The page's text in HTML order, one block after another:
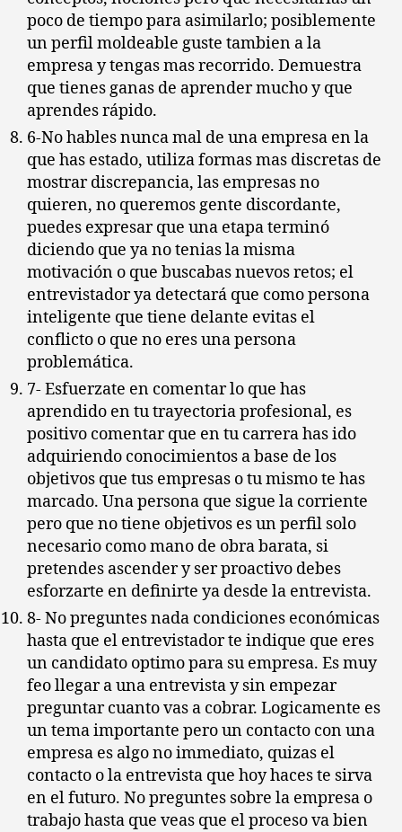
poco de tiempo para asimilarlo; posiblemente
un perfil moldeable guste tambien a la
empresa y tengas mas recorrido. Demuestra
que tienes ganas de aprender mucho y que
aprendes rápido.
6-No hables nunca mal de una empresa en la
que has estado, utiliza formas mas discretas de
mostrar discrepancia, las empresas no
quieren, no queremos gente discordante,
puedes expresar que una etapa terminó
diciendo que ya no tenias la misma
motivación o que buscabas nuevos retos; el
entrevistador ya detectará que como persona
inteligente que tiene delante evitas el
conflicto o que no eres una persona
problemática.
7- Esfuerzate en comentar lo que has
aprendido en tu trayectoria profesional, es
positivo comentar que en tu carrera has ido
adquiriendo conocimientos a base de los
objetivos que tus empresas o tu mismo te has
marcado. Una persona que sigue la corriente
pero que no tiene objetivos es un perfil solo
necesario como mano de obra barata, si
pretendes ascender y ser proactivo debes
esforzarte en definirte ya desde la entrevista.
8- No preguntes nada condiciones económicas
hasta que el entrevistador te indique que eres
un candidato optimo para su empresa. Es muy
feo llegar a una entrevista y sin empezar
preguntar cuanto vas a cobrar. Logicamente es
un tema importante pero un contacto con una
empresa es algo no immediato, quizas el
contacto o la entrevista que hoy haces te sirva
en el futuro. No preguntes sobre la empresa o
trabajo hasta que veas que el proceso va bien